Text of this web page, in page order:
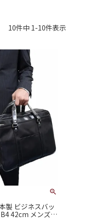
10件中 1-10件表示
製 ビジネスバッ
42cm メンズ1